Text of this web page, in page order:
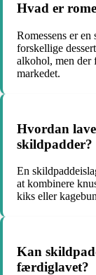
Hvad er
Romessens er
forskellige
alkohol, men der
markedet.
Hvordan
skildpadder?
En
at kombinere
kiks eller
Kan
færdiglavet?